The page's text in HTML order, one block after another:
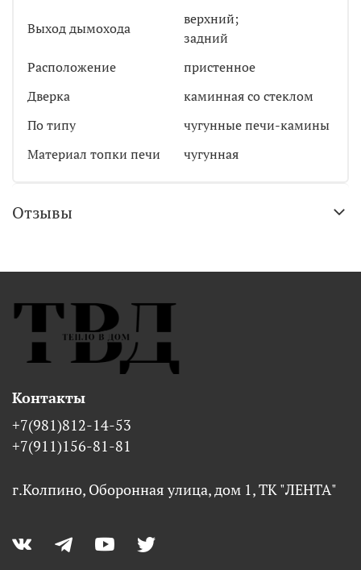
Выход дымохода
верхний;
задний
Расположение
пристенное
Дверка
каминная со стеклом
По типу
чугунные печи-камины
Материал топки печи
чугунная
Отзывы
Контакты
+7(981)812-14-53
+7(911)156-81-81
г.Колпино, Оборонная улица, дом 1, ТК "ЛЕНТА"